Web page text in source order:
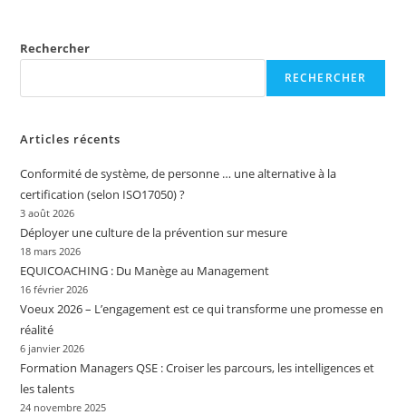
Rechercher
RECHERCHER
Articles récents
Conformité de système, de personne … une alternative à la
certification (selon ISO17050) ?
3 août 2026
Déployer une culture de la prévention sur mesure
18 mars 2026
EQUICOACHING : Du Manège au Management
16 février 2026
Voeux 2026 – L’engagement est ce qui transforme une promesse en
réalité
6 janvier 2026
Formation Managers QSE : Croiser les parcours, les intelligences et
les talents
24 novembre 2025